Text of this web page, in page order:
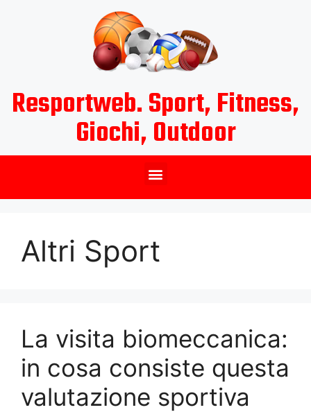
Resportweb. Sport, Fitness,
Giochi, Outdoor
Altri Sport
La visita biomeccanica:
in cosa consiste questa
valutazione sportiva